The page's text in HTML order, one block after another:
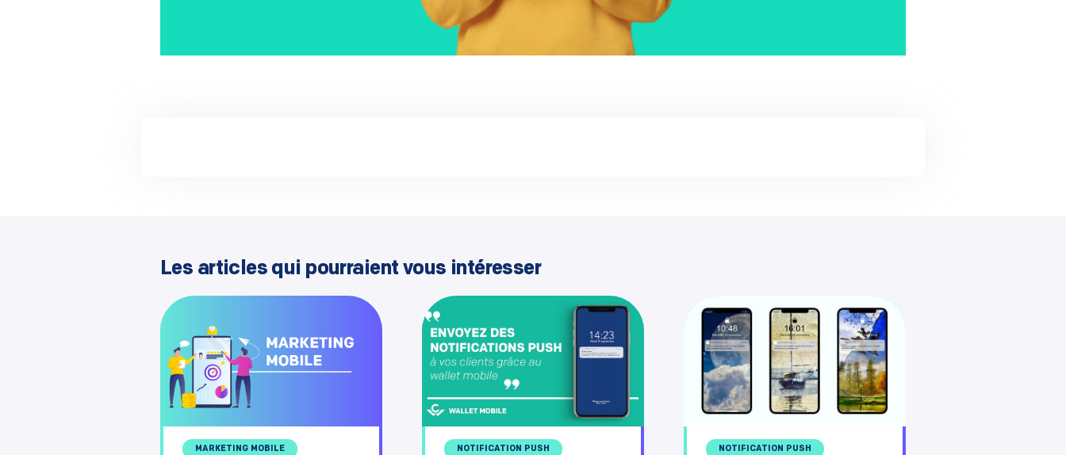
Les articles qui pourraient vous intéresser
MARKETING MOBILE NOTIFICATION PUSH NOTIFICATION PUSH